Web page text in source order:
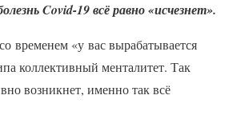
Covid-19 всё равно «исчезнет».
временем «у вас вырабатывается
коллективный менталитет. Так
возникнет, именно так всё